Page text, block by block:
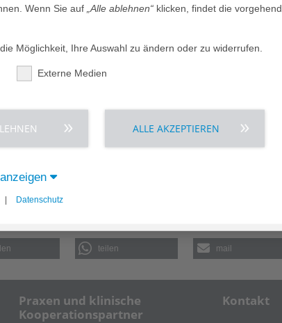
dazu: „Dieses
im Leben der Menschen
bewegen – als Stifter,
unsere Bürgerstiftung
sehr, dass die
hat. Für die
auf der Station an
Klinikum zu
beigetragen, dass das
Patient:innen-Zimmer,
konnten.
teilen mail
Praxen und klinische
Kooperationspartner
Kontakt
Wenn Sie auf „Alle ablehnen“ klicken, findet die vorgehend
Möglichkeit, Ihre Auswahl zu ändern oder zu widerrufen.
Externe Medien
ALLE AKZEPTIEREN
| Datenschutz